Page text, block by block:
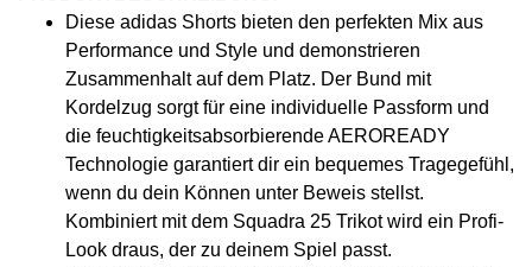
Diese adidas Shorts bieten den perfekten Mix aus
Performance und Style und demonstrieren
Zusammenhalt auf dem Platz. Der Bund mit
Kordelzug sorgt für eine individuelle Passform und
die feuchtigkeitsabsorbierende AEROREADY
Technologie garantiert dir ein bequemes Tragegefühl,
wenn du dein Können unter Beweis stellst.
Kombiniert mit dem Squadra 25 Trikot wird ein Profi-
Look draus, der zu deinem Spiel passt.